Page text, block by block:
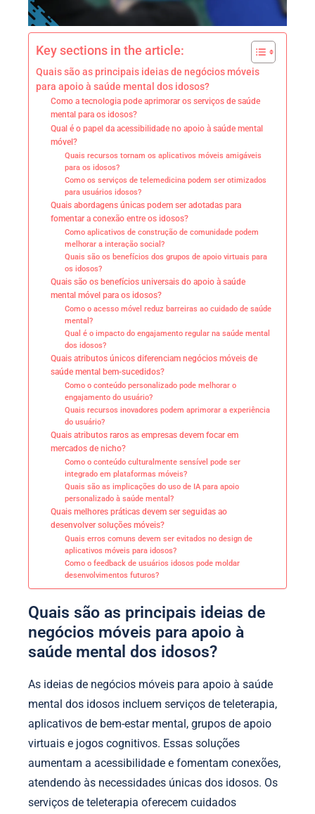
Key sections in the article:
Quais são as principais ideias de negócios móveis
para apoio à saúde mental dos idosos?
Como a tecnologia pode aprimorar os serviços de saúde
mental para os idosos?
Qual é o papel da acessibilidade no apoio à saúde mental
móvel?
Quais recursos tornam os aplicativos móveis amigáveis
para os idosos?
Como os serviços de telemedicina podem ser otimizados
para usuários idosos?
Quais abordagens únicas podem ser adotadas para
fomentar a conexão entre os idosos?
Como aplicativos de construção de comunidade podem
melhorar a interação social?
Quais são os benefícios dos grupos de apoio virtuais para
os idosos?
Quais são os benefícios universais do apoio à saúde
mental móvel para os idosos?
Como o acesso móvel reduz barreiras ao cuidado de saúde
mental?
Qual é o impacto do engajamento regular na saúde mental
dos idosos?
Quais atributos únicos diferenciam negócios móveis de
saúde mental bem-sucedidos?
Como o conteúdo personalizado pode melhorar o
engajamento do usuário?
Quais recursos inovadores podem aprimorar a experiência
do usuário?
Quais atributos raros as empresas devem focar em
mercados de nicho?
Como o conteúdo culturalmente sensível pode ser
integrado em plataformas móveis?
Quais são as implicações do uso de IA para apoio
personalizado à saúde mental?
Quais melhores práticas devem ser seguidas ao
desenvolver soluções móveis?
Quais erros comuns devem ser evitados no design de
aplicativos móveis para idosos?
Como o feedback de usuários idosos pode moldar
desenvolvimentos futuros?
Quais são as principais ideias de
negócios móveis para apoio à
saúde mental dos idosos?
As ideias de negócios móveis para apoio à saúde
mental dos idosos incluem serviços de teleterapia,
aplicativos de bem-estar mental, grupos de apoio
virtuais e jogos cognitivos. Essas soluções
aumentam a acessibilidade e fomentam conexões,
atendendo às necessidades únicas dos idosos. Os
serviços de teleterapia oferecem cuidados